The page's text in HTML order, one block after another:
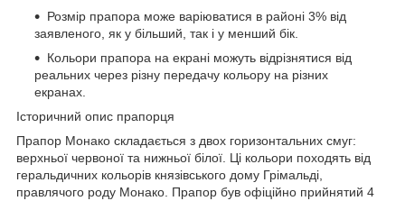
Розмір прапора може варіюватися в районі 3% від
заявленого, як у більший, так і у менший бік.
Кольори прапора на екрані можуть відрізнятися від
реальних через різну передачу кольору на різних
екранах.
Історичний опис прапорця
Прапор Монако складається з двох горизонтальних смуг:
верхньої червоної та нижньої білої. Ці кольори походять від
геральдичних кольорів князівського дому Грімальді,
правлячого роду Монако. Прапор був офіційно прийнятий 4